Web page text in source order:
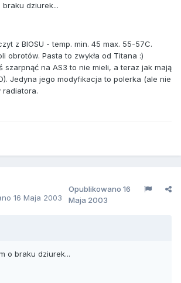
braku dziurek...
z BIOSU - temp. min. 45 max. 55-57C.
obrotów. Pasta to zwykła od Titana :)
szarpnąć na AS3 to nie mieli, a teraz jak mają
Jedyna jego modyfikacja to polerka (ale nie
radiatora.
16 Maja 2003
Opublikowano 16
Maja 2003
o braku dziurek...